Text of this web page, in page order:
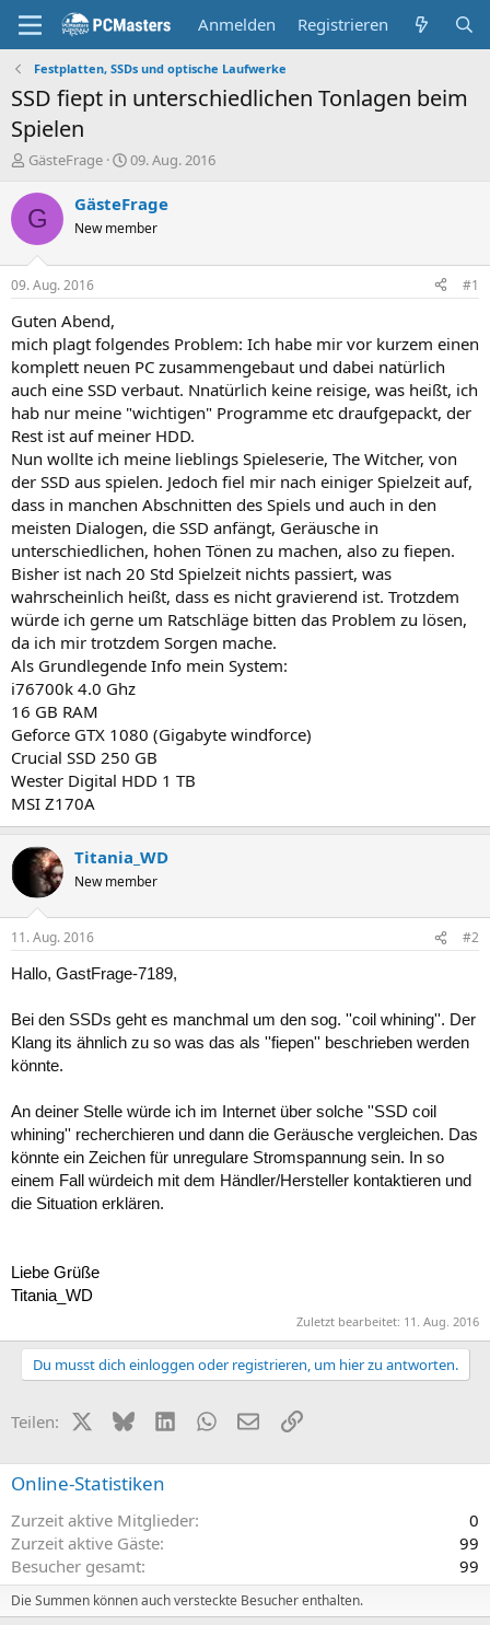
Anmelden Registrieren
Festplatten, SSDs und optische Laufwerke
SSD fiept in unterschiedlichen Tonlagen beim
Spielen
E
s
t
e
r
GästeFrage
E
s
e
t
09. Aug. 2016
G GästeFrage
New member
09. Aug. 2016 #1
Guten Abend,
mich plagt folgendes Problem: Ich habe mir vor kurzem einen
komplett neuen PC zusammengebaut und dabei natürlich
auch eine SSD verbaut. Nnatürlich keine reisige, was heißt, ich
hab nur meine "wichtigen" Programme etc draufgepackt, der
Rest ist auf meiner HDD.
Nun wollte ich meine lieblings Spieleserie, The Witcher, von
der SSD aus spielen. Jedoch fiel mir nach einiger Spielzeit auf,
dass in manchen Abschnitten des Spiels und auch in den
meisten Dialogen, die SSD anfängt, Geräusche in
unterschiedlichen, hohen Tönen zu machen, also zu fiepen.
Bisher ist nach 20 Std Spielzeit nichts passiert, was
wahrscheinlich heißt, dass es nicht gravierend ist. Trotzdem
würde ich gerne um Ratschläge bitten das Problem zu lösen,
da ich mir trotzdem Sorgen mache.
Als Grundlegende Info mein System:
i76700k 4.0 Ghz
16 GB RAM
Geforce GTX 1080 (Gigabyte windforce)
Crucial SSD 250 GB
Wester Digital HDD 1 TB
MSI Z170A
Titania_WD
New member
11. Aug. 2016
#2
Hallo, GastFrage-7189,
Bei den SSDs geht es manchmal um den sog. ''coil whining''. Der
Klang its ähnlich zu so was das als ''fiepen'' beschrieben werden
könnte.
An deiner Stelle würde ich im Internet über solche ''SSD coil
whining'' recherchieren und dann die Geräusche vergleichen. Das
könnte ein Zeichen für unregulare Stromspannung sein. In so
einem Fall würdeich mit dem Händler/Hersteller kontaktieren und
die Situation erklären.
Liebe Grüße
Titania_WD
Zuletzt bearbeitet: 11. Aug. 2016
Du musst dich einloggen oder registrieren, um hier zu antworten.
Teilen: X (Twitter)
BlueskyLinkedInWhatsApp
E-MailLink
Online-Statistiken
Zurzeit aktive Mitglieder
0
Zurzeit aktive Gäste
99
Besucher gesamt
99
Die Summen können auch versteckte Besucher enthalten.